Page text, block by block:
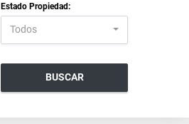
Estado Propiedad:
Todos
BUSCAR